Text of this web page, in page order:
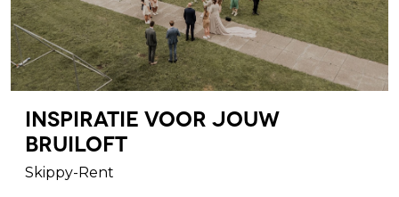
Inspiratie voor jouw
Bruiloft
Skippy-Rent